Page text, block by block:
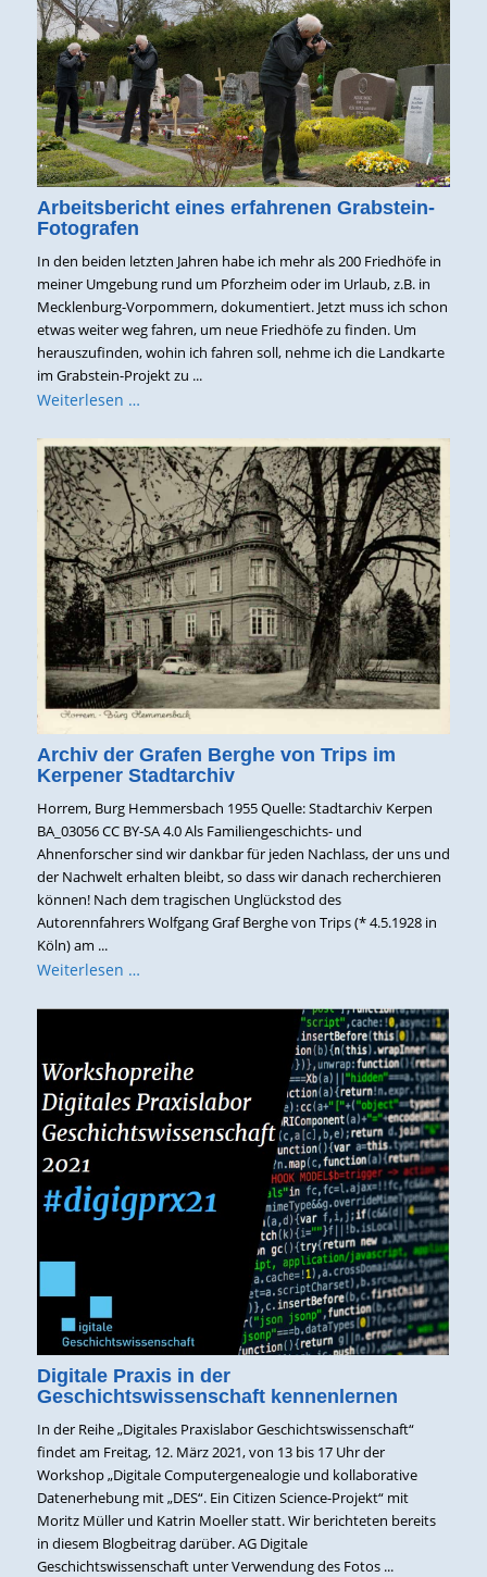
Arbeitsbericht eines erfahrenen Grabstein-
Fotografen
In den beiden letzten Jahren habe ich mehr als 200 Friedhöfe in
meiner Umgebung rund um Pforzheim oder im Urlaub, z.B. in
Mecklenburg-Vorpommern, dokumentiert. Jetzt muss ich schon
etwas weiter weg fahren, um neue Friedhöfe zu finden. Um
herauszufinden, wohin ich fahren soll, nehme ich die Landkarte
im Grabstein-Projekt zu ...
Weiterlesen …
Archiv der Grafen Berghe von Trips im
Kerpener Stadtarchiv
Horrem, Burg Hemmersbach 1955 Quelle: Stadtarchiv Kerpen
BA_03056 CC BY-SA 4.0 Als Familiengeschichts- und
Ahnenforscher sind wir dankbar für jeden Nachlass, der uns und
der Nachwelt erhalten bleibt, so dass wir danach recherchieren
können! Nach dem tragischen Unglückstod des
Autorennfahrers Wolfgang Graf Berghe von Trips (* 4.5.1928 in
Köln) am ...
Weiterlesen …
Digitale Praxis in der
Geschichtswissenschaft kennenlernen
In der Reihe „Digitales Praxislabor Geschichtswissenschaft“
findet am Freitag, 12. März 2021, von 13 bis 17 Uhr der
Workshop „Digitale Computergenealogie und kollaborative
Datenerhebung mit „DES“. Ein Citizen Science-Projekt“ mit
Moritz Müller und Katrin Moeller statt. Wir berichteten bereits
in diesem Blogbeitrag darüber. AG Digitale
Geschichtswissenschaft unter Verwendung des Fotos ...